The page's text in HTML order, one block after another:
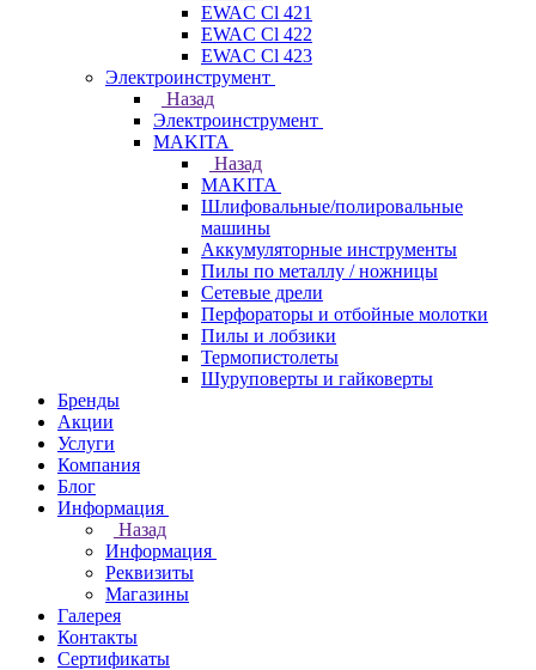
EWAC Cl 421
EWAC Cl 422
EWAC Cl 423
Электроинструмент
Назад
Электроинструмент
МAKITA
Назад
МAKITA
Шлифовальные/полировальные
машины
Аккумуляторные инструменты
Пилы по металлу / ножницы
Сетевые дрели
Перфораторы и отбойные молотки
Пилы и лобзики
Термопистолеты
Шуруповерты и гайковерты
Бренды
Акции
Услуги
Компания
Блог
Информация
Назад
Информация
Реквизиты
Магазины
Галерея
Контакты
Сертификаты